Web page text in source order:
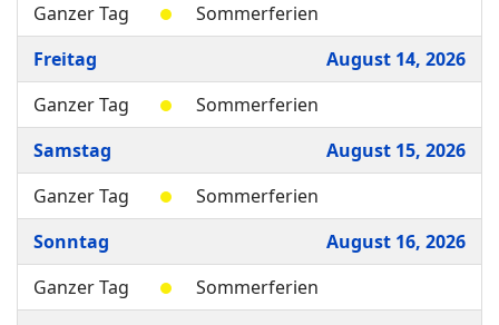
Ganzer Tag
Sommerferien
Freitag
August 14, 2026
Ganzer Tag
Sommerferien
Samstag
August 15, 2026
Ganzer Tag
Sommerferien
Sonntag
August 16, 2026
Ganzer Tag
Sommerferien